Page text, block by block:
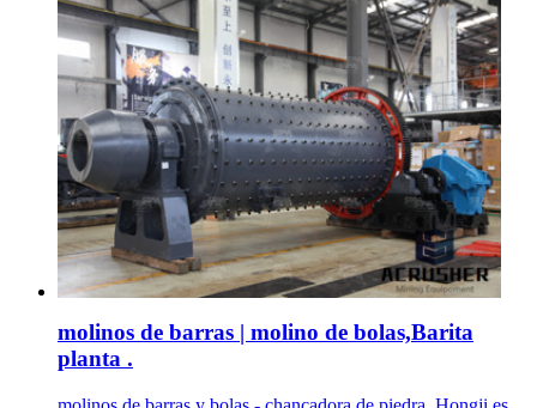
molinos de barras | molino de bolas,Barita
planta .